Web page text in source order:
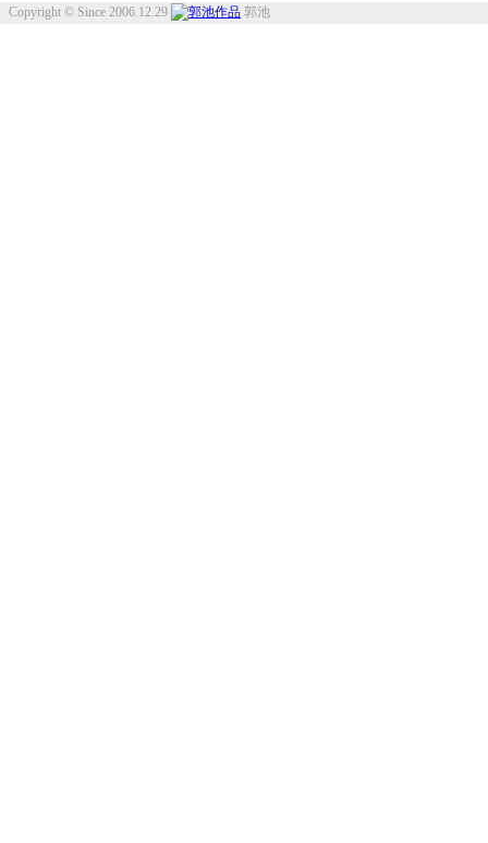
Copyright © Since 2006.12.29 郭池